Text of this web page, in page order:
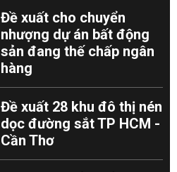
Đề xuất cho chuyển
nhượng dự án bất động
sản đang thế chấp ngân
hàng
Đề xuất 28 khu đô thị nén
dọc đường sắt TP HCM -
Cần Thơ